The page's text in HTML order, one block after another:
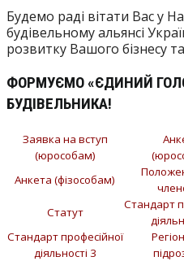
Будемо раді вітати Вас у
будівельному альянсі
розвитку Вашого бізнесу
ФОРМУЄМО «ЄДИНИЙ
БУДІВЕЛЬНИКА!
Заявка на вступ
(юрособам)
Анкета (фізособам)
Статут
Стандарт
Стандарт професійної
діяльності 3